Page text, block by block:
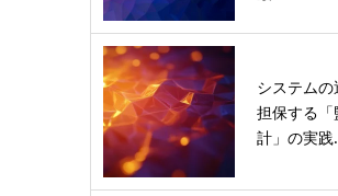
システム
担保する「
計」の実践